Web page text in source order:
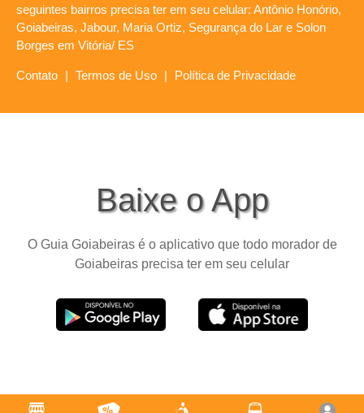
seguintes bairros precisa ter em seu celular: Antônio Honório,
Goiabeiras, Jabour, Maria Ortiz, Segurança do Lar e Solon
Borges em Vitória/ ES
Contato | Termos de Uso | Política de Privacidade
Baixe o App
O Guia Goiabeiras é o aplicativo que todo morador de
Goiabeiras precisa ter em seu celular